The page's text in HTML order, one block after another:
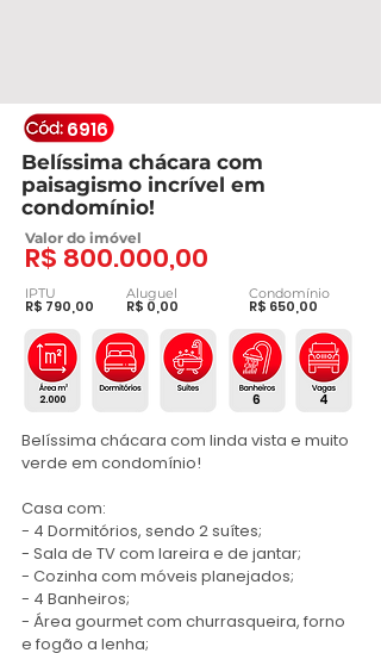
6916
Belíssima chácara com
paisagismo incrível em
condomínio!
Valor do imóvel
R$ 800.000,00
IPTU
R$ 790,00
Aluguel
R$ 0,00
Condomínio
R$ 650,00
6 4
2.000
Belíssima chácara com linda vista e muito
verde em condomínio!
Casa com:
- 4 Dormitórios, sendo 2 suítes;
- Sala de TV com lareira e de jantar;
- Cozinha com móveis planejados;
- 4 Banheiros;
- Área gourmet com churrasqueira, forno
e fogão a lenha;